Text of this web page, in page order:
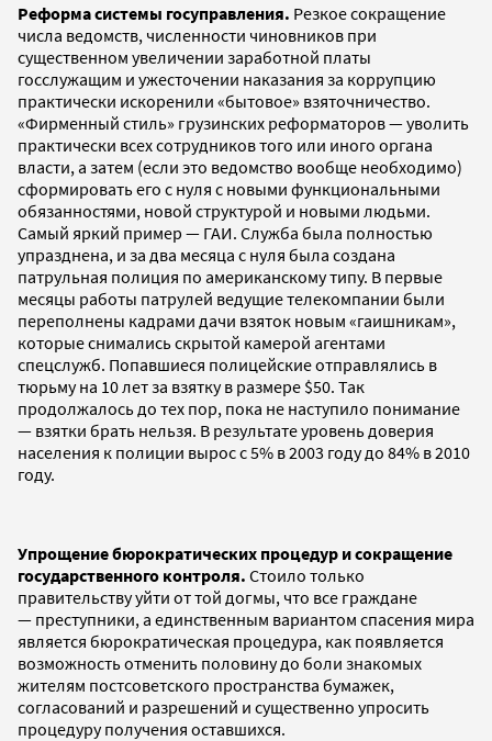
Реформа системы госуправления. Резкое сокращение
числа ведомств, численности чиновников при
существенном увеличении заработной платы
госслужащим и ужесточении наказания за коррупцию
практически искоренили «бытовое» взяточничество.
«Фирменный стиль» грузинских реформаторов — уволить
практически всех сотрудников того или иного органа
власти, а затем (если это ведомство вообще необходимо)
сформировать его с нуля с новыми функциональными
обязанностями, новой структурой и новыми людьми.
Самый яркий пример — ГАИ. Служба была полностью
упразднена, и за два месяца с нуля была создана
патрульная полиция по американскому типу. В первые
месяцы работы патрулей ведущие телекомпании были
переполнены кадрами дачи взяток новым «гаишникам»,
которые снимались скрытой камерой агентами
спецслужб. Попавшиеся полицейские отправлялись в
тюрьму на 10 лет за взятку в размере $50. Так
продолжалось до тех пор, пока не наступило понимание
— взятки брать нельзя. В результате уровень доверия
населения к полиции вырос с 5% в 2003 году до 84% в 2010
году.
Упрощение бюрократических процедур и сокращение
государственного контроля. Стоило только
правительству уйти от той догмы, что все граждане
— преступники, а единственным вариантом спасения мира
является бюрократическая процедура, как появляется
возможность отменить половину до боли знакомых
жителям постсоветского пространства бумажек,
согласований и разрешений и существенно упросить
процедуру получения оставшихся.